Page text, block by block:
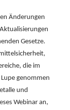
Änderungen
Gesetze.
die im
genommen
und
Webinar an,